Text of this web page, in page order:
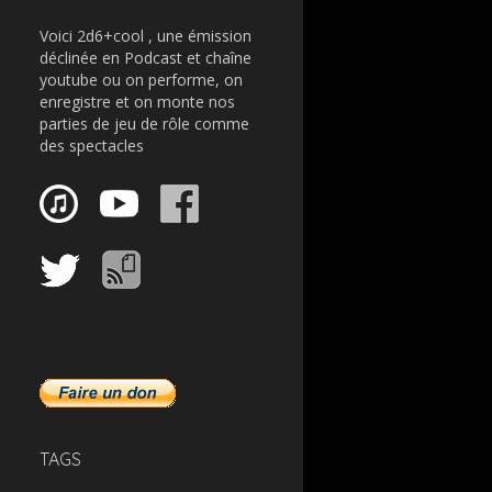
Voici 2d6+cool , une émission
déclinée en Podcast et chaîne
youtube ou on performe, on
enregistre et on monte nos
parties de jeu de rôle comme
des spectacles
TAGS